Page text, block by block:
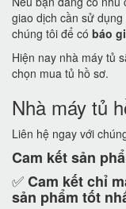
giao dịch cần sử
chúng tôi để có báo
Hiện nay nhà máy tủ
chọn mua tủ hồ sơ.
Nhà máy tủ
Liên hệ ngay với
Cam kếtsản
✅Cam kếtchỉ
sản phẩm tốt